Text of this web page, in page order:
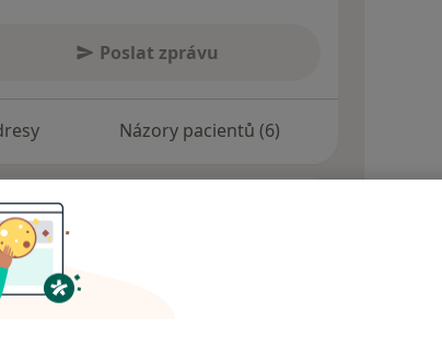
Poslat zprávu
Názory pacientů (6)
PROVOZ SOUKROMÉ PRAXE
sezení.